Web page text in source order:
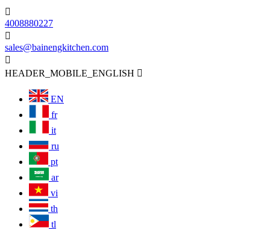

4008880227

sales@bainengkitchen.com

HEADER_MOBILE_ENGLISH 
EN
fr
it
ru
pt
ar
vi
th
tl